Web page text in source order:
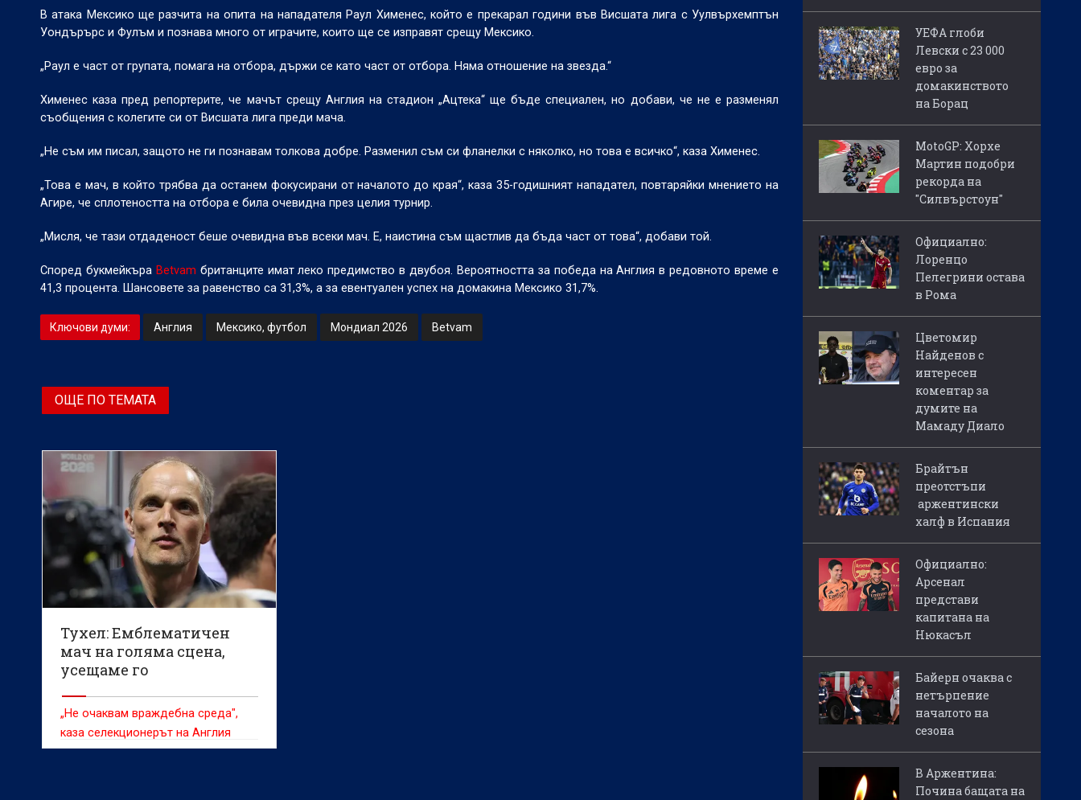
В атака Мексико ще разчита на опита на нападателя Раул Хименес, който е прекарал години във Висшата лига с Уулвърхемптън
Уондърърс и Фулъм и познава много от играчите, които ще се изправят срещу Мексико.
„Раул е част от групата, помага на отбора, държи се като част от отбора. Няма отношение на звезда.“
Хименес каза пред репортерите, че мачът срещу Англия на стадион „Ацтека“ ще бъде специален, но добави, че не е разменял
съобщения с колегите си от Висшата лига преди мача.
„Не съм им писал, защото не ги познавам толкова добре. Разменил съм си фланелки с няколко, но това е всичко“, каза Хименес.
„Това е мач, в който трябва да останем фокусирани от началото до края“, каза 35-годишният нападател, повтаряйки мнението на
Агире, че сплотеността на отбора е била очевидна през целия турнир.
„Мисля, че тази отдаденост беше очевидна във всеки мач. Е, наистина съм щастлив да бъда част от това“, добави той.
Според букмейкъра Betvam британците имат леко предимство в двубоя. Вероятността за победа на Англия в редовното време е
41,3 процента. Шансовете за равенство са 31,3%, а за евентуален успех на домакина Мексико 31,7%.
Ключови думи: Англия Мексико, футбол Мондиал 2026 Betvam
ОЩЕ ПО ТЕМАТА
Тухел: Емблематичен
мач на голяма сцена,
усещаме го
„Не очаквам враждебна среда",
каза селекционерът на Англия
УЕФА глоби
Левски с 23 000
евро за
домакинството
на Борац
MotoGP: Хорхе
Мартин подобри
рекорда на
"Силвърстоун"
Официално:
Лоренцо
Пелегрини остава
в Рома
Цветомир
Найденов с
интересен
коментар за
думите на
Мамаду Диало
Брайтън
преотстъпи
аржентински
халф в Испания
Официално:
Арсенал
представи
капитана на
Нюкасъл
Байерн очаква с
нетърпение
началото на
сезона
В Аржентина:
Почина бащата на